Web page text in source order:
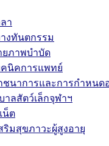
า
งทันตกรรม
ภาพบำบัด
นิคการแพทย์
นาการและการกำหนด
าลสัตว์เล็กจุฬาฯ
น็ต
ริมสุขภาวะผู้สูงอายุ